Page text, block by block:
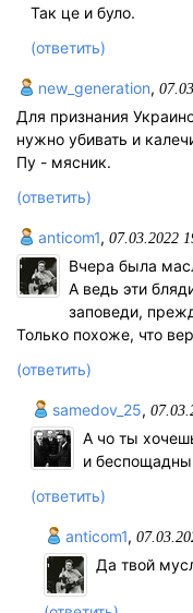
Так це и було.
(ответить)
new_generation,
Для признания
нужно убивать и
Пу - мясник.
(ответить)
anticom1, 07.03.2022
Вчера была
А ведь эти
заповеди,
Только похоже, что
(ответить)
samedov_25,
А чо ты
и
(ответить)
anticom1,
Да твой